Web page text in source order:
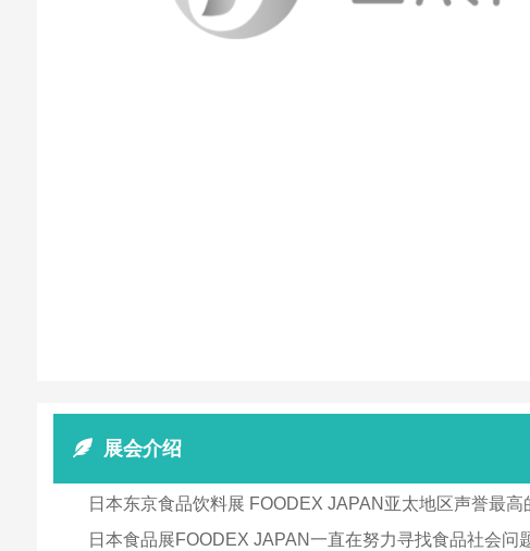
展会介绍
日本东京食品饮料展 FOODEX JAPAN亚太地区声誉最
日本食品展FOODEX JAPAN一直在努力寻找食品社会